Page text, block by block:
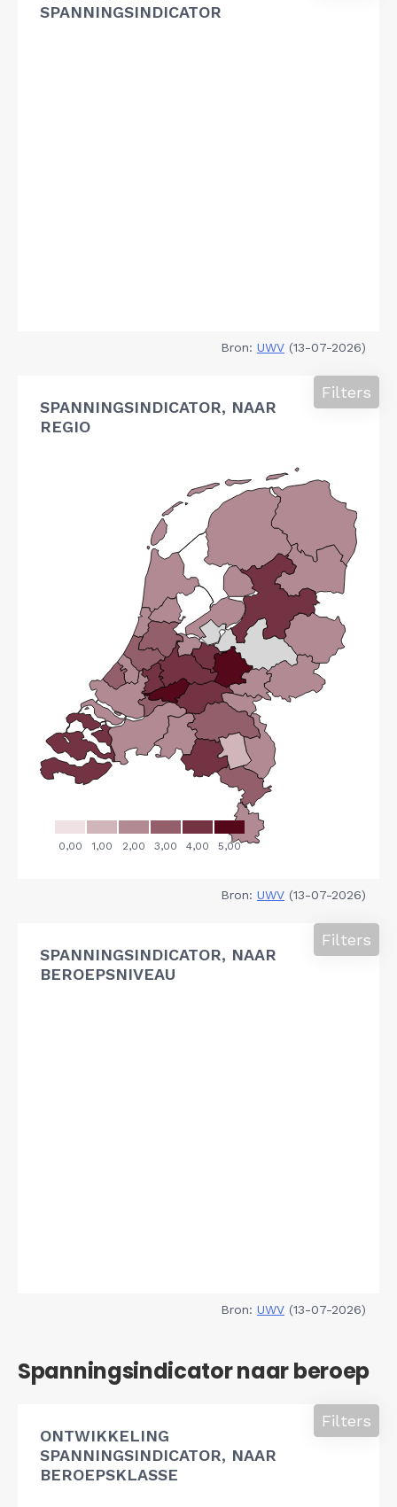
SPANNINGSINDICATOR
Bron: UWV (13-07-2026)
SPANNINGSINDICATOR, NAAR
REGIO
Filters
Bron: UWV (13-07-2026)
SPANNINGSINDICATOR, NAAR
BEROEPSNIVEAU
Filters
Bron: UWV (13-07-2026)
Spanningsindicator naar beroep
ONTWIKKELING
SPANNINGSINDICATOR, NAAR
BEROEPSKLASSE
Filters